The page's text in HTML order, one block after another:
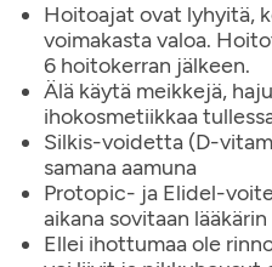
Hoitoajat ovat lyhyitä,
voimakasta valoa.
6 hoitokerran jälkeen.
Älä käytä meikkejä,
ihokosmetiikkaa
Silkis-voidetta (D-
samana aamuna
Protopic- ja Elidel-
aikana sovitaan
Ellei ihottumaa ole